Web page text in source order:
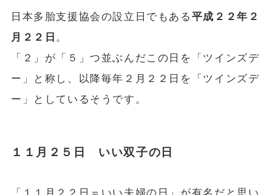
日本多胎支援協会の設立日でもある 平成２２年２
月２２日 。
「２」が「５」つ並ぶんだこの日を「ツインズデ
ー」と称し、以降毎年２月２２日を「ツインズデ
ー」としているそうです。
１１月２５日 いい双子の日